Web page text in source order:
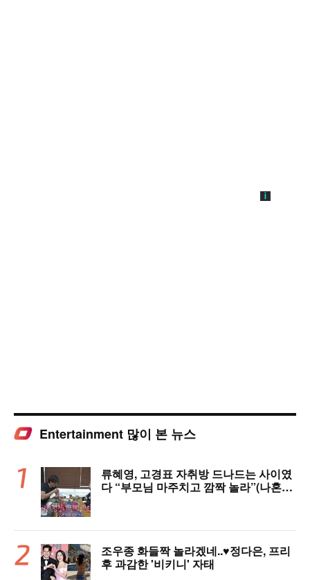
Entertainment 많이 본 뉴스
류혜영, 고경표 자취방 드나드는 사이였
다 “부모님 마주치고 깜짝 놀라”(나혼자
조우종 화들짝 놀라겠네..♥정다은, 프리
후 과감한 '비키니' 자태